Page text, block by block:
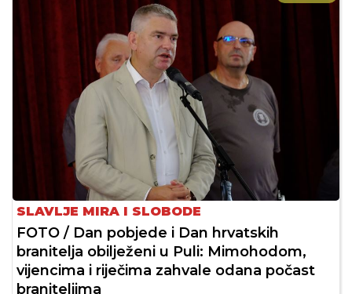
SLAVLJE MIRA I SLOBODE
FOTO / Dan pobjede i Dan hrvatskih
branitelja obilježeni u Puli: Mimohodom,
vijencima i riječima zahvale odana počast
braniteljima